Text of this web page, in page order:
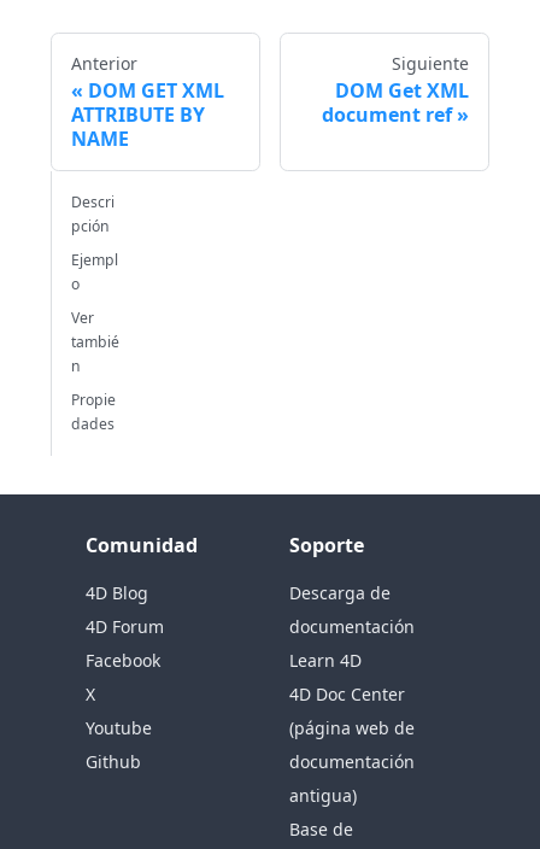
Anterior
DOM GET XML
ATTRIBUTE BY
NAME
Siguiente
DOM Get XML
document ref
Descri
pción
Ejempl
o
Ver
tambié
n
Propie
dades
Comunidad
4D Blog
4D Forum
Facebook
X
Youtube
Github
Soporte
Descarga de
documentación
Learn 4D
4D Doc Center
(página web de
documentación
antigua)
Base de